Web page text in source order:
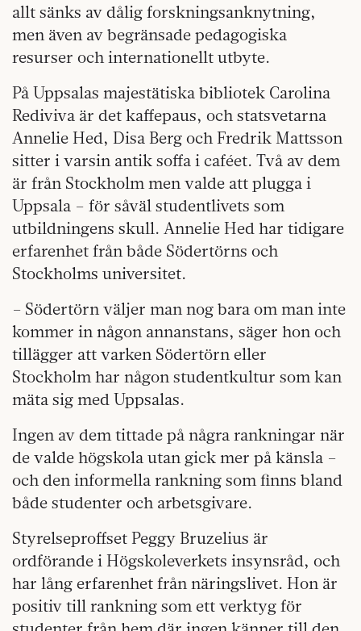
allt sänks av dålig forskningsanknytning,
men även av begränsade pedagogiska
resurser och internationellt utbyte.
På Uppsalas majestätiska bibliotek Carolina
Rediviva är det kaffepaus, och statsvetarna
Annelie Hed, Disa Berg och Fredrik Mattsson
sitter i varsin antik soffa i caféet. Två av dem
är från Stockholm men valde att plugga i
Uppsala – för såväl studentlivets som
utbildningens skull. Annelie Hed har tidigare
erfarenhet från både Södertörns och
Stockholms universitet.
– Södertörn väljer man nog bara om man inte
kommer in någon annanstans, säger hon och
tillägger att varken Södertörn eller
Stockholm har någon studentkultur som kan
mäta sig med Uppsalas.
Ingen av dem tittade på några rankningar när
de valde högskola utan gick mer på känsla –
och den informella rankning som finns bland
både studenter och arbetsgivare.
Styrelseproffset Peggy Bruzelius är
ordförande i Högskoleverkets insynsråd, och
har lång erfarenhet från näringslivet. Hon är
positiv till rankning som ett verktyg för